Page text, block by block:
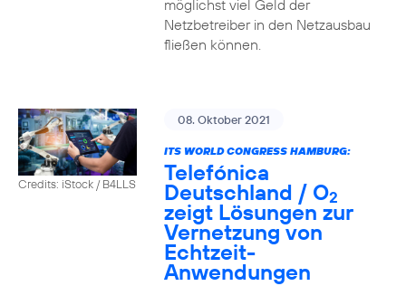
möglichst viel Geld der
Netzbetreiber in den Netzausbau
fließen können.
Credits: iStock / B4LLS
08. Oktober 2021
ITS WORLD CONGRESS HAMBURG:
Telefónica
Deutschland / O2
zeigt Lösungen zur
Vernetzung von
Echtzeit-
Anwendungen